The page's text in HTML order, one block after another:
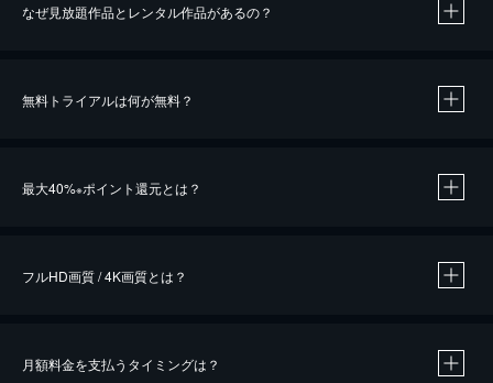
なぜ見放題作品とレンタル作品があるの？
無料トライアルは何が無料？
最大40%※ポイント還元とは？
※40％ポイント還元の対象は、クレジットカード決済による作品の購入 / レンタルです。
フルHD画質 / 4K画質とは？
月額料金を支払うタイミングは？